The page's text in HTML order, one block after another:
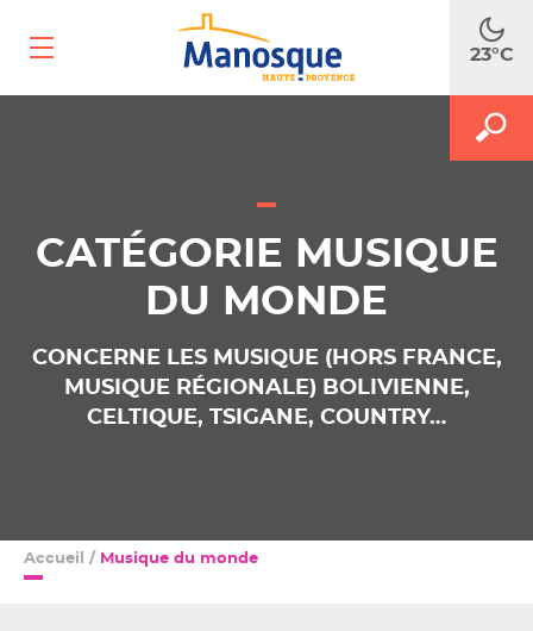
23°C
le
le
Ouvrir
CATÉGORIE MUSIQUE
DU MONDE
CONCERNE LES MUSIQUE (HORS FRANCE,
MUSIQUE RÉGIONALE) BOLIVIENNE,
CELTIQUE, TSIGANE, COUNTRY…
Accueil / Musique du monde